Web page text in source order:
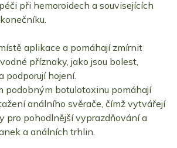
při hemoroidech a souvisejících
aplikace a pomáhají zmírnit
příznaky, jako jsou bolest,
podporují hojení.
podobným botulotoxinu pomáhají
análního svěrače, čímž vytvářejí
pro pohodlnější vyprazdňování a
a análních trhlin.